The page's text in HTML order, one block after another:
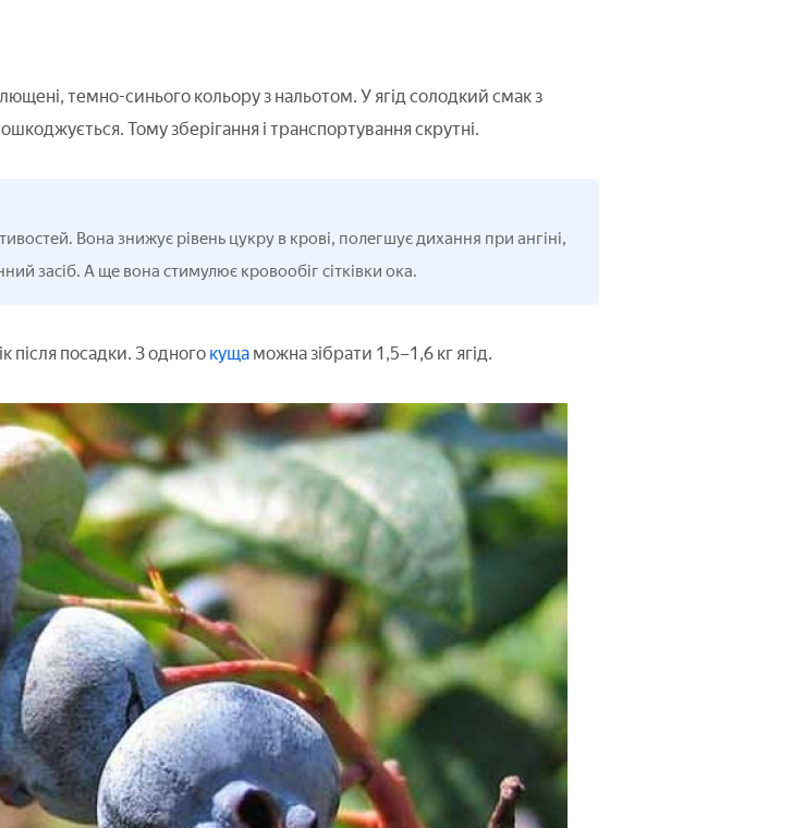
темно-синього кольору з нальотом. У ягід солодкий смак з
Тому зберігання і транспортування скрутні.
Вона знижує рівень цукру в крові, полегшує дихання при ангіні,
засіб. А ще вона стимулює кровообіг сітківки ока.
після посадки. З одногокуща можна зібрати 1,5–1,6 кг ягід.